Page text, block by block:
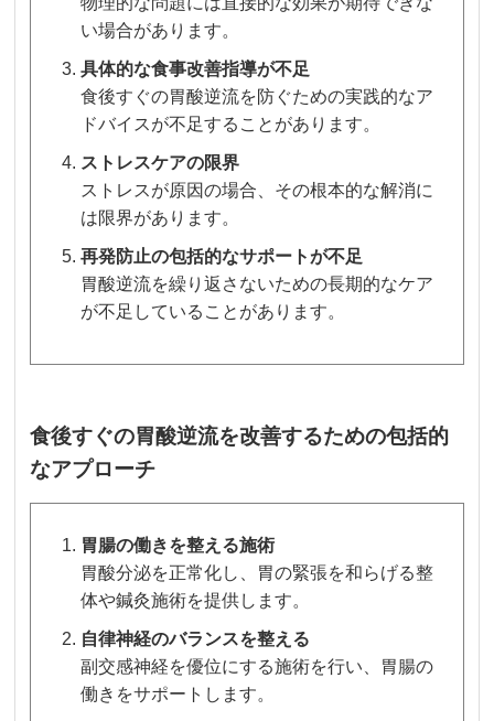
い場合があります。
具体的な食事改善指導が不足
食後すぐの胃酸逆流を防ぐための実践的なア
ドバイスが不足することがあります。
ストレスケアの限界
ストレスが原因の場合、その根本的な解消に
は限界があります。
再発防止の包括的なサポートが不足
胃酸逆流を繰り返さないための長期的なケア
が不足していることがあります。
食後すぐの胃酸逆流を改善するための包括的
なアプローチ
胃腸の働きを整える施術
胃酸分泌を正常化し、胃の緊張を和らげる整
体や鍼灸施術を提供します。
自律神経のバランスを整える
副交感神経を優位にする施術を行い、胃腸の
働きをサポートします。